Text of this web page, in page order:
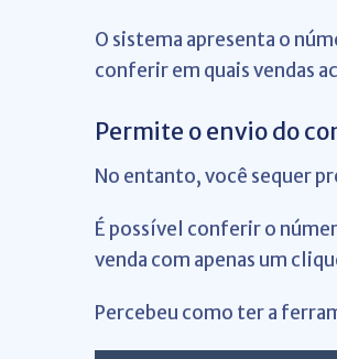
O sistema apresenta o
conferir em quais vendas
Permite o envio do
No entanto, você sequer
É possível conferir o
venda com apenas um
Percebeu como ter a